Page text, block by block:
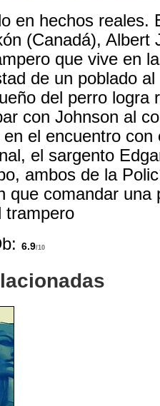
en hechos reales.
(Canadá), Albert
que vive en
de un poblado
del perro logra
con Johnson al
el encuentro
el sargento
ambos de la
que comandar una
trampero
6.9/10